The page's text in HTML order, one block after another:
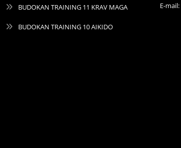
BUDOKAN TRAINING 11 KRAV MAGA
BUDOKAN TRAINING 10 AIKIDO
E-mail: